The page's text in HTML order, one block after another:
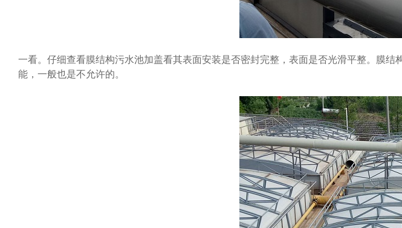
一看。仔细查看膜结构污水池加盖看其表面安装是否密封完整，表面是否光滑平整。膜
能，一般也是不允许的。